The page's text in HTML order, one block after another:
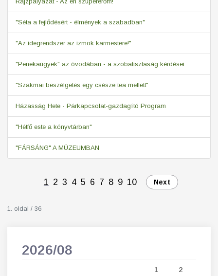
"Séta a fejlődésért - élmények a szabadban"
"Az idegrendszer az izmok karmestere!"
"Penekaügyek" az óvodában - a szobatisztaság kérdései
"Szakmai beszélgetés egy csésze tea mellett"
Házasság Hete - Párkapcsolat-gazdagító Program
"Hétfő este a könyvtárban"
"FÁRSÁNG" A MÚZEUMBAN
1 2 3 4 5 6 7 8 9 10 Next
1. oldal / 36
2026/08
1 2